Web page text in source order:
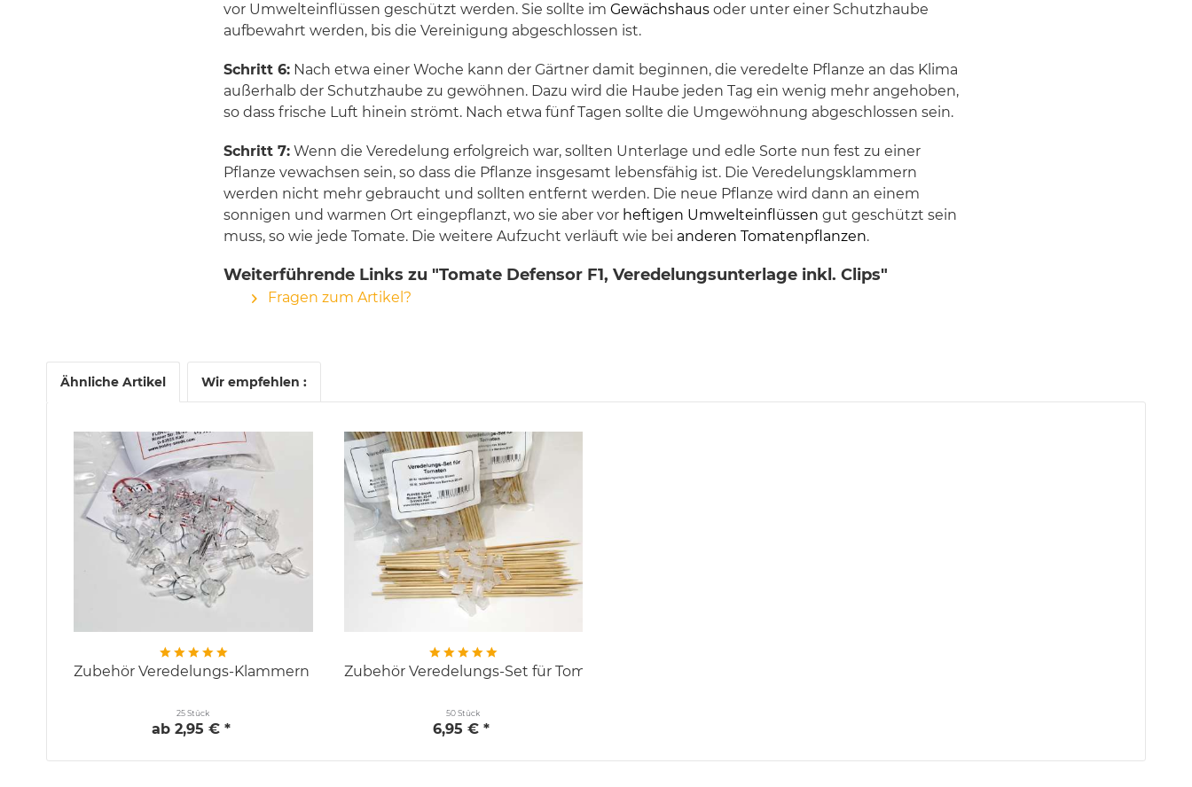
vor Umwelteinflüssen geschützt werden. Sie sollte im Gewächshaus oder unter einer Schutzhaube
aufbewahrt werden, bis die Vereinigung abgeschlossen ist.
Schritt 6: Nach etwa einer Woche kann der Gärtner damit beginnen, die veredelte Pflanze an das Klima
außerhalb der Schutzhaube zu gewöhnen. Dazu wird die Haube jeden Tag ein wenig mehr angehoben,
so dass frische Luft hinein strömt. Nach etwa fünf Tagen sollte die Umgewöhnung abgeschlossen sein.
Schritt 7: Wenn die Veredelung erfolgreich war, sollten Unterlage und edle Sorte nun fest zu einer
Pflanze vewachsen sein, so dass die Pflanze insgesamt lebensfähig ist. Die Veredelungsklammern
werden nicht mehr gebraucht und sollten entfernt werden. Die neue Pflanze wird dann an einem
sonnigen und warmen Ort eingepflanzt, wo sie aber vor heftigen Umwelteinflüssen gut geschützt sein
muss, so wie jede Tomate. Die weitere Aufzucht verläuft wie bei anderen Tomatenpflanzen.
Weiterführende Links zu "Tomate Defensor F1, Veredelungsunterlage inkl. Clips"
Fragen zum Artikel?
Ähnliche Artikel Wir empfehlen :
Zubehör Veredelungs-Klammern für Gurken
25 Stück
ab 2,95 € *
Zubehör Veredelungs-Set für Tomaten
50 Stück
6,95 € *